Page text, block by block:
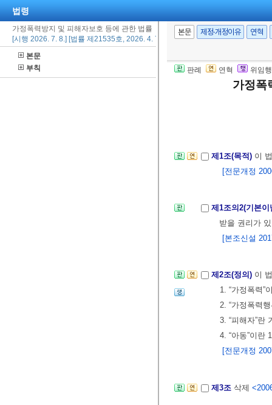
법령
가정폭력방지 및 피해자보호 등에 관한 법률
[시행 2026. 7. 8.] [법률 제21535호, 2026. 4. 7., 일부개정]
본문
부칙
본문 제정·개정이유 연혁
판례 연혁 위임
가정폭
제1조(목적) 이
[전문개정
제1조의2(기본
받을 권리가
[본조신설
제2조(정의) 이
1. “가정폭력”
2. “가정폭력
3. “피해자”란
4. “아동”이란
[전문개정
제3조 삭제